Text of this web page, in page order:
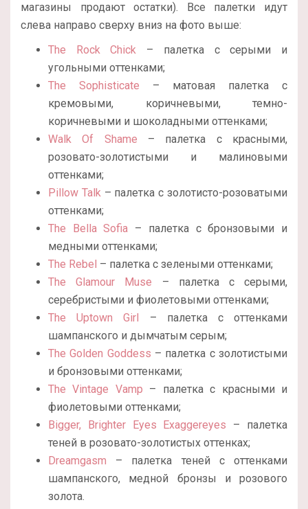
магазины продают остатки). Все палетки идут
слева направо сверху вниз на фото выше:
The Rock Chick – палетка с серыми и
угольными оттенками;
The Sophisticate – матовая палетка с
кремовыми, коричневыми, темно-
коричневыми и шоколадными оттенками;
Walk Of Shame – палетка с красными,
розовато-золотистыми и малиновыми
оттенками;
Pillow Talk– палетка с золотисто-розоватыми
оттенками;
The Bella Sofia – палетка с бронзовыми и
медными оттенками;
The Rebel – палетка с зелеными оттенками;
The Glamour Muse – палетка с серыми,
серебристыми и фиолетовыми оттенками;
The Uptown Girl
– палетка с оттенками
шампанского и дымчатым серым;
The Golden Goddess – палетка с золотистыми
и бронзовыми оттенками;
The Vintage Vamp – палетка с красными и
фиолетовыми оттенками;
Bigger, Brighter Eyes Exaggereyes – палетка
теней в розовато-золотистых оттенках;
Dreamgasm – палетка теней с оттенками
шампанского, медной бронзы и розового
золота.